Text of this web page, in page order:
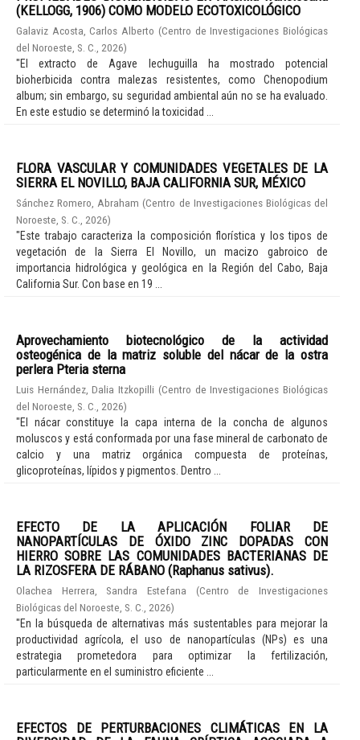
(KELLOGG, 1906) COMO MODELO ECOTOXICOLÓGICO
Galaviz Acosta, Carlos Alberto (Centro de Investigaciones Biológicas
del Noroeste, S. C.
2026)
"El extracto de Agave lechuguilla ha mostrado potencial
bioherbicida contra malezas resistentes, como Chenopodium
album; sin embargo, su seguridad ambiental aún no se ha evaluado.
En este estudio se determinó la toxicidad ...
FLORA VASCULAR Y COMUNIDADES VEGETALES DE LA
SIERRA EL NOVILLO, BAJA CALIFORNIA SUR, MÉXICO
Sánchez Romero, Abraham (Centro de Investigaciones Biológicas del
Noroeste, S. C.
2026)
"Este trabajo caracteriza la composición florística y los tipos de
vegetación de la Sierra El Novillo, un macizo gabroico de
importancia hidrológica y geológica en la Región del Cabo, Baja
California Sur. Con base en 19 ...
Aprovechamiento biotecnológico de la actividad
osteogénica de la matriz soluble del nácar de la ostra
perlera Pteria sterna
Luis Hernández, Dalia Itzkopilli (Centro de Investigaciones Biológicas
del Noroeste, S. C.
2026)
"El nácar constituye la capa interna de la concha de algunos
moluscos y está conformada por una fase mineral de carbonato de
calcio y una matriz orgánica compuesta de proteínas,
glicoproteínas, lípidos y pigmentos. Dentro ...
EFECTO DE LA APLICACIÓN FOLIAR DE
NANOPARTÍCULAS DE ÓXIDO ZINC DOPADAS CON
HIERRO SOBRE LAS COMUNIDADES BACTERIANAS DE
LA RIZOSFERA DE RÁBANO (Raphanus sativus).
Olachea Herrera, Sandra Estefana (Centro de Investigaciones
Biológicas del Noroeste, S. C.
2026)
"En la búsqueda de alternativas más sustentables para mejorar la
productividad agrícola, el uso de nanopartículas (NPs) es una
estrategia prometedora para optimizar la fertilización,
particularmente en el suministro eficiente ...
EFECTOS DE PERTURBACIONES CLIMÁTICAS EN LA